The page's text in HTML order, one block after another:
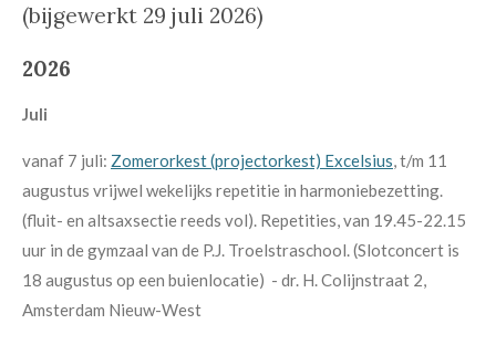
(bijgewerkt 29 juli 2026)
2026
Juli
vanaf 7 juli: Zomerorkest (projectorkest) Excelsius, t/m 11
augustus vrijwel wekelijks repetitie in harmoniebezetting.
(fluit- en altsaxsectie reeds vol). Repetities, van 19.45-22.15
uur in de gymzaal van de P.J. Troelstraschool. (Slotconcert is
18 augustus op een buienlocatie) - dr. H. Colijnstraat 2,
Amsterdam Nieuw-West